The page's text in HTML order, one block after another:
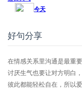
好句分享
在情感关系里沟通是最重
讨厌生气也要让对方明白
彼此都能轻松自在，所以